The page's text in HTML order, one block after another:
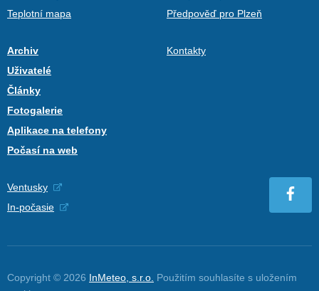
Teplotní mapa
Předpověď pro Plzeň
Archiv
Uživatelé
Články
Fotogalerie
Aplikace na telefony
Počasí na web
Kontakty
Ventusky
In-počasie
Copyright © 2026 InMeteo, s.r.o. Použitím souhlasíte s uložením